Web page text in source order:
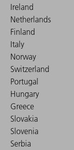
Ireland
Netherlands
Finland
Italy
Norway
Switzerland
Portugal
Hungary
Greece
Slovakia
Slovenia
Serbia